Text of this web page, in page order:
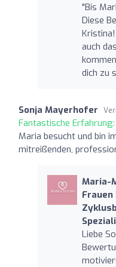
"Bis
Diese
auch
dich zu
Sonja Mayerhofer
Fantastische Erfahrung:
Maria besucht und bin
mitreißenden,
Maria-
Liebe